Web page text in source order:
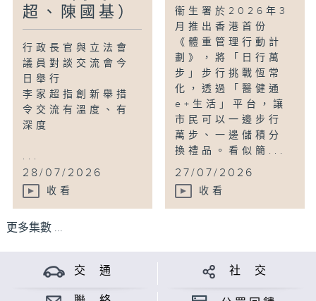
超、陳國基）
行政長官與立法會
議員對談交流會今
日舉行
李家超指創新舉措
令交流有溫度、有
深度
...
28/07/2026
收看
衞生署於2026年3
月推出香港首份
《體重管理行動計
劃》，將「日行萬
步」步行挑戰恆常
化，透過「醫健通
e+生活」平台，讓
市民可以一邊步行
萬步、一邊儲積分
換禮品。看似簡...
27/07/2026
收看
更多集數 ...
交 通 社 交